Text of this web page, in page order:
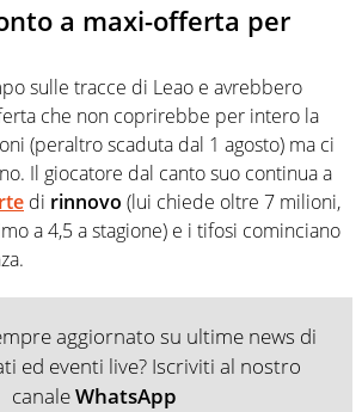
a maxi-offerta per
sulle tracce di Leao e avrebbero
che non coprirebbe per intero la
(peraltro scaduta dal 1 agosto) ma ci
Il giocatore dal canto suo continua a
di rinnovo (lui chiede oltre 7 milioni,
a 4,5 a stagione) e i tifosi cominciano
aggiornato su ultime news di
ed eventi live? Iscriviti al nostro
canaleWhatsApp